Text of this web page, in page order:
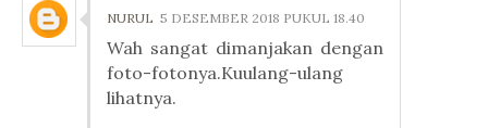
NURUL 5 DESEMBER 2018 PUKUL 18.40
Wah sangat dimanjakan dengan
foto-fotonya.Kuulang-ulang
lihatnya.